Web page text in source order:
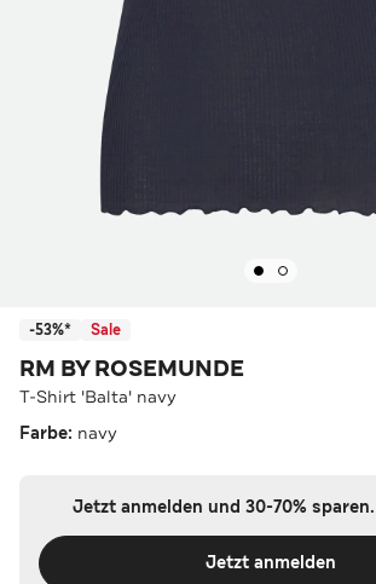
-53%* Sale
RM BY ROSEMUNDE
T-Shirt 'Balta' navy
Farbe: navy
Jetzt anmelden und 30-70% sparen.
Jetzt anmelden